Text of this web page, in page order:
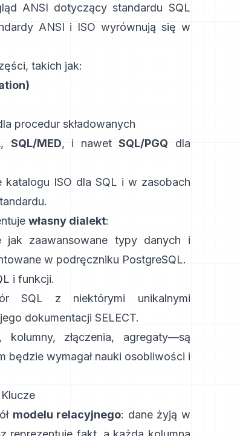
ANSI dotyczący standardu SQL
ANSI i ISO wyrównują się w
takich jak:
procedur składowanych
, SQL/MED, i nawetSQL/PGQ dla
katalogu ISO dla SQL i w zasobach
.
własny dialekt:
jak zaawansowane typy danych i
w podręczniku PostgreSQL.
i funkcji.
SQL z niektórymi unikalnymi
dokumentacji SELECT.
złączenia, agregaty—są
będzie wymagał nauki osobliwości i
modelu relacyjnego: dane żyją w